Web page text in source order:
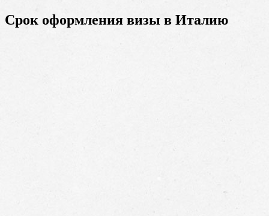
Срок оформления визы в Италию